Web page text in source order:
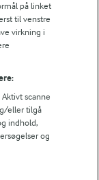
på linket
til venstre
virkning i
scanne
eller tilgå
indhold,
og